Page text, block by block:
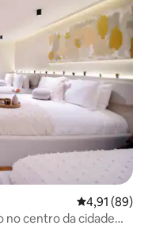
4,91 de uma
4,91 (89)
no centro da cidade